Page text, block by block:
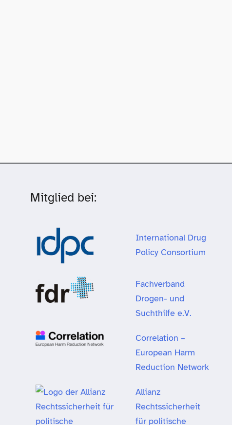
Mitglied bei:
International Drug
Policy Consortium
Fachverband
Drogen- und
Suchthilfe e.V.
Correlation –
European Harm
Reduction Network
Allianz
Rechtssicherheit
für politische